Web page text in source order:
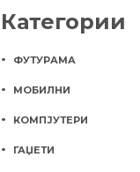
Категории
ФУТУРАМА
МОБИЛНИ
КОМПЈУТЕРИ
ГАЏЕТИ